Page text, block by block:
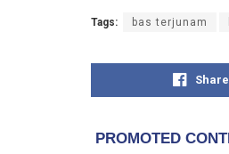
Tags: bas terjunam
Share